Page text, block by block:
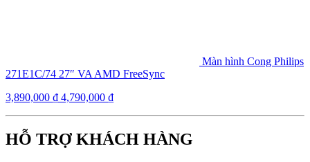
Màn hình Cong Philips
271E1C/74 27″ VA AMD FreeSync
3,890,000 ₫ 4,790,000 ₫
HỖ TRỢ KHÁCH HÀNG